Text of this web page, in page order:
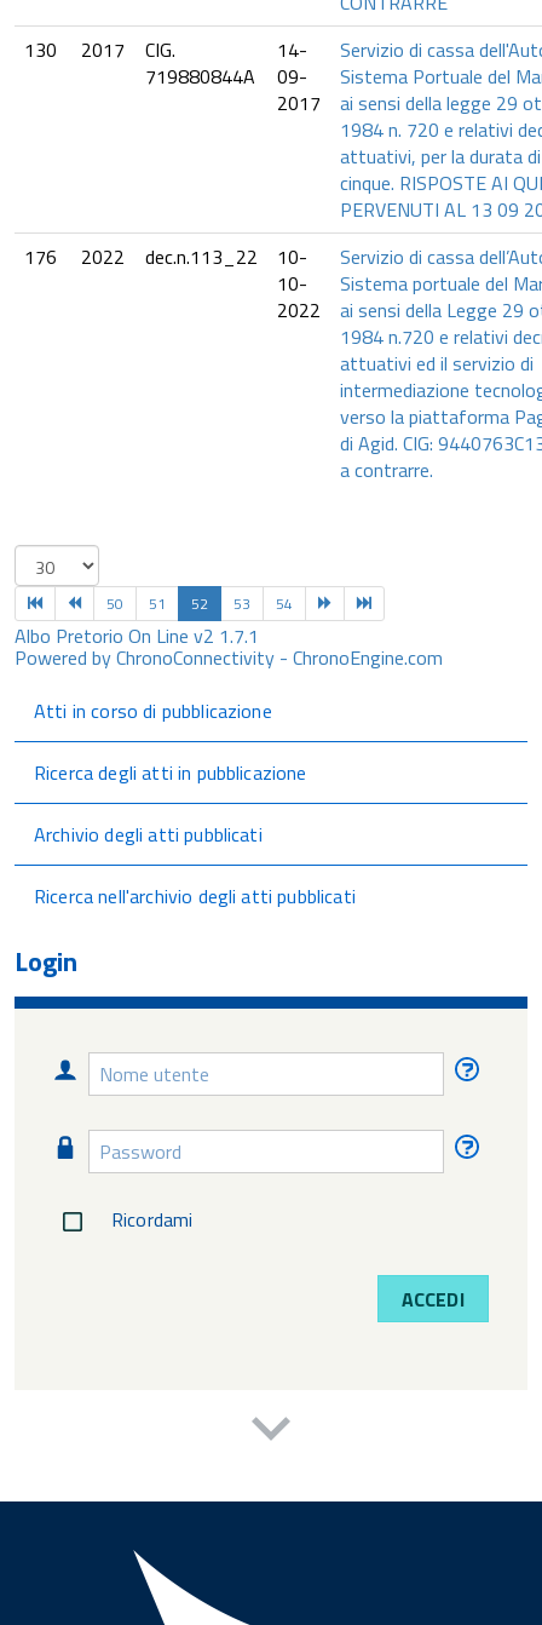
130
2017
CIG.
719880844A
14-
09-
2017
Servizio di cassa
Sistema Portuale del
ai sensi della legge 29
1984 n. 720 e relativi
attuativi, per la durata
cinque. RISPOSTE AI
PERVENUTI AL 13 09
176
2022 dec.n.113_22
10-
10-
2022
Servizio di cassa
Sistema portuale del
ai sensi della Legge 29
1984 n.720 e relativi
attuativi ed il servizio di
intermediazione
verso la piattaforma
di Agid. CIG:
a contrarre.
50 51 52 53 54
Albo Pretorio On Line v2 1.7.1
Powered by ChronoConnectivity - ChronoEngine.com
Atti in corso di pubblicazione
Ricerca degli atti in pubblicazione
Archivio degli atti pubblicati
Ricerca nell'archivio degli atti pubblicati
Login
Nome
utente
Password
Ricordami
ACCEDI